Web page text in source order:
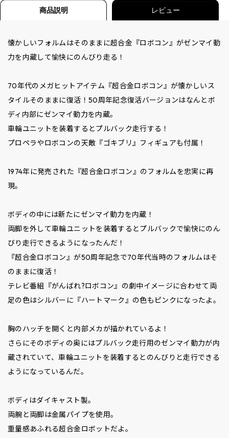
商品説明 レビュー
懐かしいフォルムはそのままに超合金『ロボコン』がゼンマイ動
力を内蔵して愉快にのんびり走る！
70年代のメガヒットアイテム『超合金ロボコン』が懐かしいス
タイルそのままに復活！50周年記念復活バージョンはなんとボ
ディ内部にゼンマイ動力を内蔵。
車輪ユニットを装着するとプルバック走行する！
プロペラやロボコンの天敵『ゴキブリ』フィギュアも付属！
1974年に発売された『超合金ロボコン』のフォルムを忠実に再
現。
ボディの中には新たにゼンマイ動力を内蔵！
両脚を外して車輪ユニットを装着するとプルバックで愉快にのん
びり走行できるようになったんだ！
『超合金ロボコン』が50周年記念で70年代当時のフォルムはそ
のままに復活！
テレビ番組『がんばれ?ロボコン』の劇中イメージに合わせて両
足の色はシルバーに『ハートマーク』の色もピンクになったよ。
胸のハッチを開くと内部メカが描かれているよ！
さらにそのボディの奥にはプルバック走行用のゼンマイ動力が内
蔵されていて、車輪ユニットを装着するとのんびりと走行できる
ようになっているんだ。
ボディはダイキャスト製。
両腕と両脚は金属パイプを使用。
重量感あふれる超合金ロボットだよ。